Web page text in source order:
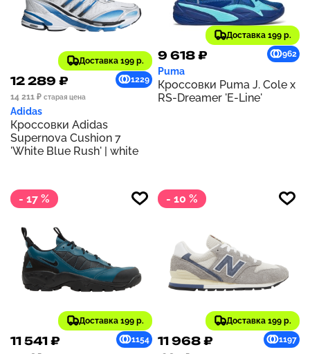
Доставка 199 р.
12 289 ₽
1229
14 211 ₽ старая цена
Adidas
Кроссовки Adidas
Supernova Cushion 7
'White Blue Rush' | white
Доставка 199 р.
9 618 ₽ 962
Puma
Кроссовки Puma J. Cole x
RS-Dreamer 'E-Line'
- 17 %
Доставка 199 р.
11 541 ₽
1154
- 10 %
Доставка 199 р.
11 968 ₽
1197